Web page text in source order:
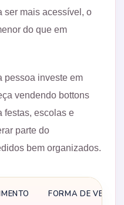
ser mais acessível, o
do que em
pessoa investe em
vendendo bottons
festas, escolas e
parte do
bem organizados.
FORMA DE VENDA